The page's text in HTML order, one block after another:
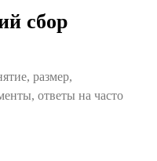
сбор
размер,
ответы на часто